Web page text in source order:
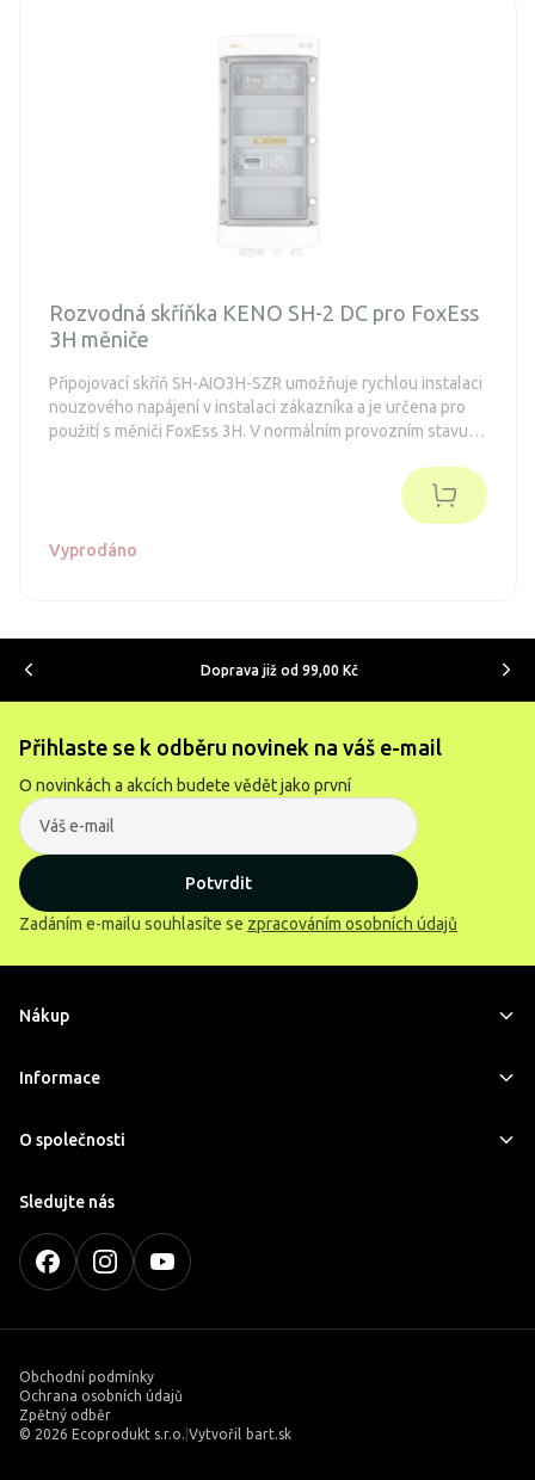
Rozvodná skříňka KENO SH-2 DC pro FoxEss
3H měniče
Připojovací skříň SH-AIO3H-SZR umožňuje rychlou instalaci
nouzového napájení v instalaci zákazníka a je určena pro
použití s měniči FoxEss 3H. V normálním provozním stavu
systému, včetně obvodů nouzového napájení. Při výpadku
sítě se systém automaticky přepne na nouzové napájení z
měniče. Systém zajišťuje energetickou nezávislost obvodů
připojených k nouzovému výstupu.
Vyprodáno
Doprava již od 99,00 Kč
Přihlaste se k odběru novinek na váš e-mail
O novinkách a akcích budete vědět jako první
Potvrdit
Zadáním e-mailu souhlasíte se zpracováním osobních údajů
Nákup
Informace
O společnosti
Sledujte nás
Obchodní podmínky
Ochrana osobních údajů
Zpětný odběr
© 2026 Ecoprodukt s.r.o. Vytvořil bart.sk